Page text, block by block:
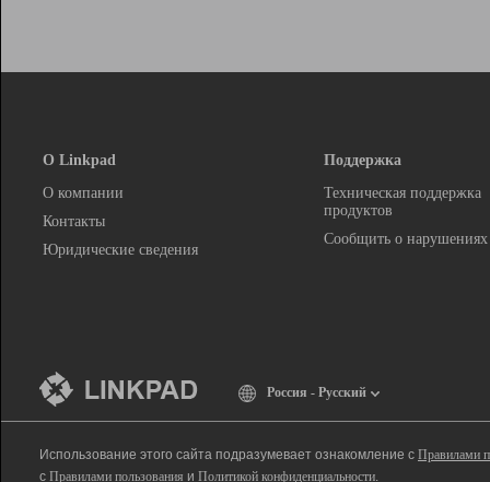
О Linkpad
О компании
Контакты
Юридические сведения
Поддержка
Техническая поддержка
продуктов
Сообщить о нарушениях
Россия - Русский
Использование этого сайта подразумевает ознакомление с Правилами
с Правилами пользования и Политикой конфиденциальности.